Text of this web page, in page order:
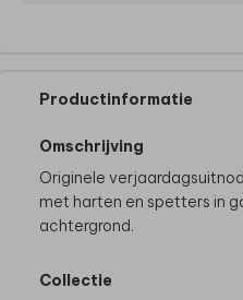
Productinformatie
Omschrijving
Originele
met harten en spetters in
achtergrond.
Collectie